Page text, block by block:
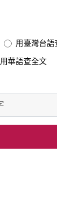
用臺灣台語
用華語查全文